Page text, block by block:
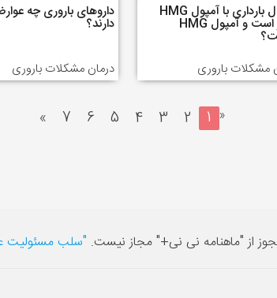
احتمال بارداری با آمپول HMG
چقدر است و آمپول HMG
مشکلات باروری
داروهای باروری چه
دارند؟
درمان مشکلات باروری
«
1
2
3
4
5
6
7
»
از "ماهنامه نی نی+" مجاز نیست. "سلب مسئولیت